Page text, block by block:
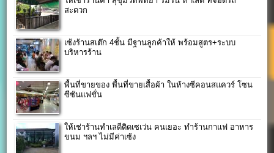
สะดวก
เซ้งร้านสเต๊ก 4ชั้น มีฐานลูกค้าให้ พร้อมสูตร+ระบบ
บริหารร้าน
พื้นที่ขายของ พื้นที่ขายเสื้อผ้า ในห้างซีคอนสแควร์ โซน
ซีซันแฟชั่น
ให้เช่าร้านทำเลดีติดเซเว่น คนเยอะ ทำร้านกาแฟ อาหาร
ขนม ฯลฯ ไม่มีค่าเซ้ง